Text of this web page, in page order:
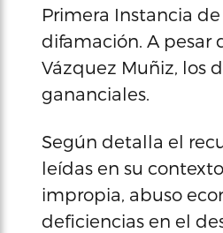
Primera Instancia
difamación. A pesar
Vázquez Muñiz, los
gananciales.
Según detalla el
leídas en su
impropia, abuso
deficiencias en el